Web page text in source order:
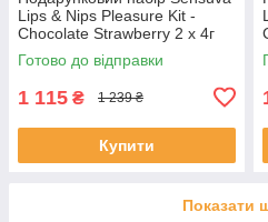
Lips & Nips Pleasure Kit -
Chocolate Strawberry 2 x 4г
Готово до відправки
1 115 ₴ 1 239 ₴
Купити
Показати